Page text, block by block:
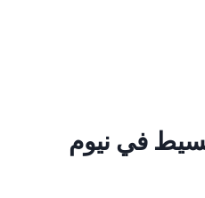
في نيوم